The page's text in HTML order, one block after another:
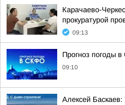
Карачаево-
прокуратурой
09:13
Прогноз погоды
09:10
Алексей